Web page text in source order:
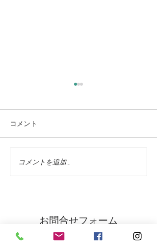
蓼科高原ではニッコウキ
スゲが咲き始めました
コメント
コメントを追加…
お問合せフォーム